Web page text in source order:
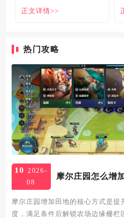
解
正文详情>>
热门攻略
10 2026-
08
摩尔庄园怎么增
摩尔庄园增加田地的核心方式是提
度，满足条件后解锁农场边缘栅栏